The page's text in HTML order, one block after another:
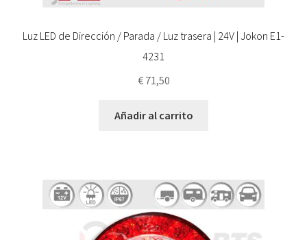
Luz LED de Dirección / Parada / Luz trasera | 24V | Jokon E1-
4231
€71,50
Añadir al carrito